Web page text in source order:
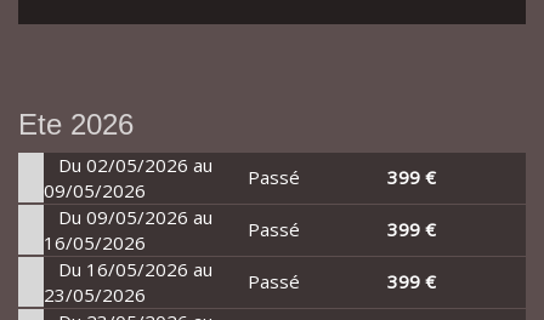
Ete 2026
Du 02/05/2026 au
09/05/2026
Passé
399 €
Du 09/05/2026 au
16/05/2026
Passé
399 €
Du 16/05/2026 au
23/05/2026
Passé
399 €